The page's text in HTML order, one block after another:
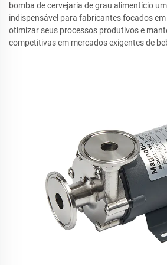
bomba de cervejaria de grau alimentício
indispensável para fabricantes focados
otimizar seus processos produtivos e
competitivas em mercados exigentes de